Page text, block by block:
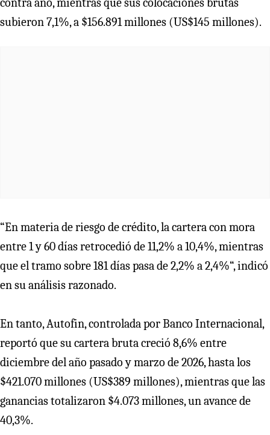
subieron 7,1%, a $156.891 millones (US$145 millones).
“En materia de riesgo de crédito, la cartera con mora
entre 1 y 60 días retrocedió de 11,2% a 10,4%, mientras
que el tramo sobre 181 días pasa de 2,2% a 2,4%“, indicó
en su análisis razonado.
En tanto, Autofin, controlada por Banco Internacional,
reportó que su cartera bruta creció 8,6% entre
diciembre del año pasado y marzo de 2026, hasta los
$421.070 millones (US$389 millones), mientras que las
ganancias totalizaron $4.073 millones, un avance de
40,3%.